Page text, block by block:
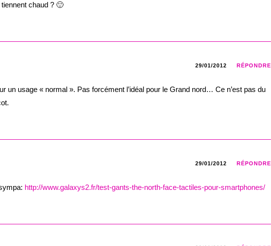
chaud ? 🙂
29/01/2012 RÉPONDRE
un usage « normal ». Pas forcément l’idéal pour le Grand nord… Ce n’est pas du
29/01/2012 RÉPONDRE
http://www.galaxys2.fr/test-gants-the-north-face-tactiles-pour-smartphones/